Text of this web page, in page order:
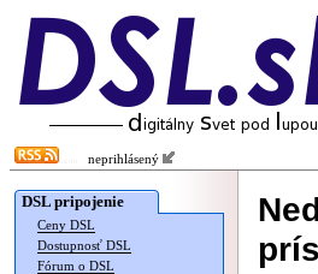
neprihlásený
DSL pripojenie
Ceny DSL
Dostupnosť DSL
Fórum o DSL